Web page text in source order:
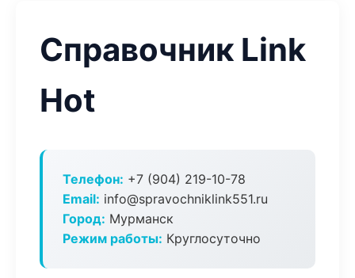
Справочник Link
Hot
Телефон: +7 (904) 219-10-78
Email: info@spravochniklink551.ru
Город: Мурманск
Режим работы: Круглосуточно